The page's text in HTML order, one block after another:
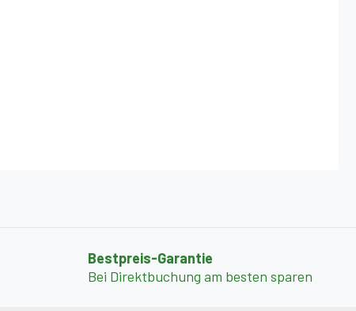
Bestpreis-Garantie
Bei Direktbuchung am besten sparen